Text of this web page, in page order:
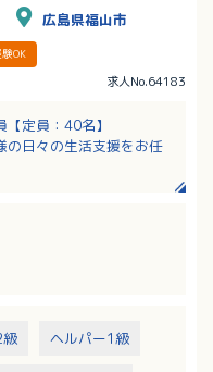
広島県福山市
OK
求人No.64183
定員：40名】
の日々の生活支援をお任
ヘルパー1級